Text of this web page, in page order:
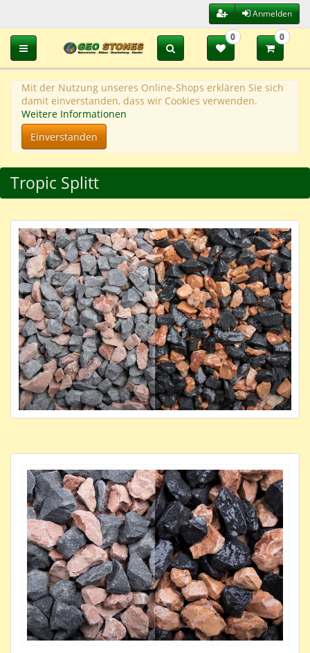
Anmelden
Toggle navigation
0 0
Mit der Nutzung unseres Online-Shops erklären Sie sich
damit einverstanden, dass wir Cookies verwenden.
Weitere Informationen
Einverstanden
Tropic Splitt